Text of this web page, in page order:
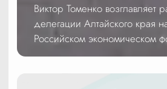
Виктор Томенко возглавляет
делегации Алтайского края
Российском экономическом